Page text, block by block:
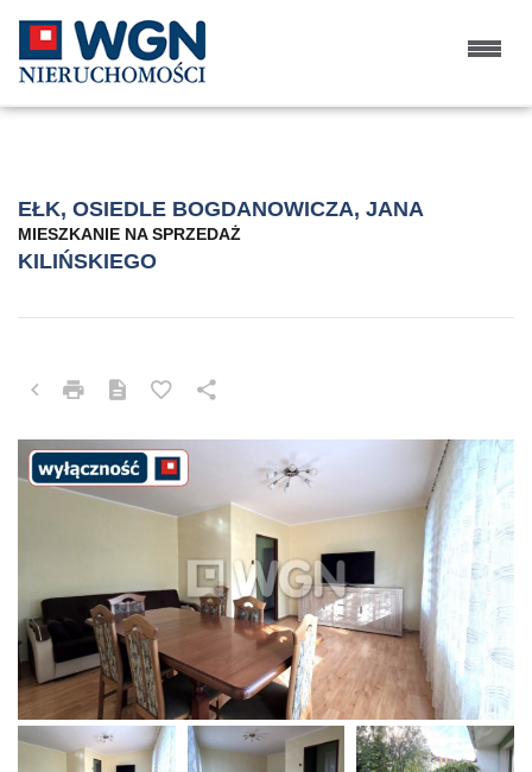
EŁK, OSIEDLE BOGDANOWICZA, JANA
KILIŃSKIEGO
MIESZKANIE NA SPRZEDAŻ